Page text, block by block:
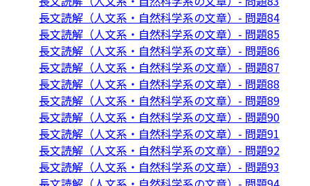
長文読解（人文系・自然科学系の文章）- 問題84
長文読解（人文系・自然科学系の文章）- 問題85
長文読解（人文系・自然科学系の文章）- 問題86
長文読解（人文系・自然科学系の文章）- 問題87
長文読解（人文系・自然科学系の文章）- 問題88
長文読解（人文系・自然科学系の文章）- 問題89
長文読解（人文系・自然科学系の文章）- 問題90
長文読解（人文系・自然科学系の文章）- 問題91
長文読解（人文系・自然科学系の文章）- 問題92
長文読解（人文系・自然科学系の文章）- 問題93